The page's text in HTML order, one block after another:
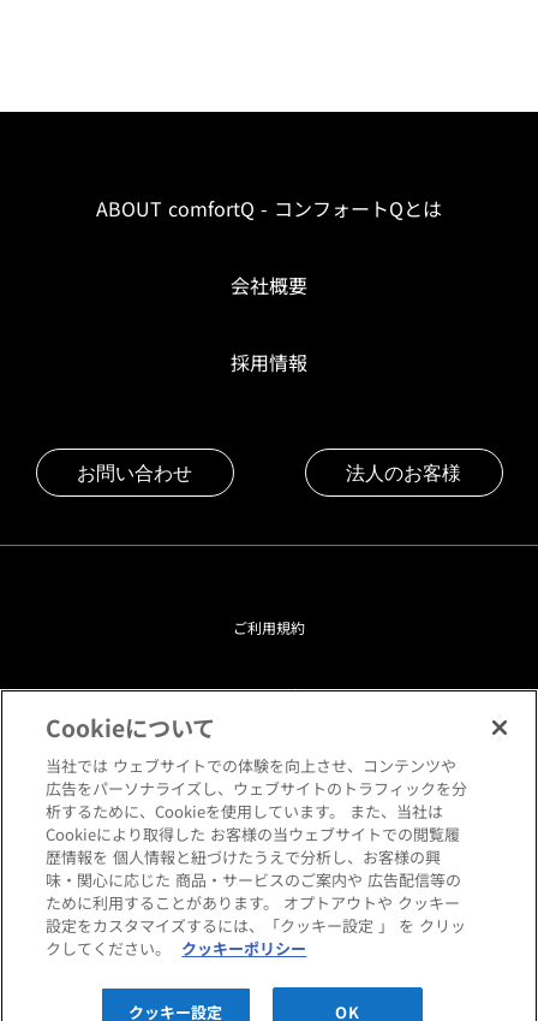
ABOUT comfortQ - コンフォートQとは
会社概要
採用情報
お問い合わせ 法人のお客様
Copyright © HANKYU HOME STYLING Co.,LTD All rights reserved.
ご利用規約
プライバシーポリシー
クッキーポリシー
閲覧環境について
サイトマップ
Cookieについて
当社では ウェブサイトでの体験を向上させ、コンテンツや
広告をパーソナライズし、ウェブサイトのトラフィックを分
析するために、Cookieを使用しています。 また、当社は
Cookieにより取得した お客様の当ウェブサイトでの閲覧履
歴情報を 個人情報と紐づけたうえで分析し、お客様の興
味・関心に応じた 商品・サービスのご案内や 広告配信等の
ために利用することがあります。 オプトアウトや クッキー
設定をカスタマイズするには、「クッキー設定 」 を クリッ
クしてください。
クッキーポリシー
クッキー設定 OK